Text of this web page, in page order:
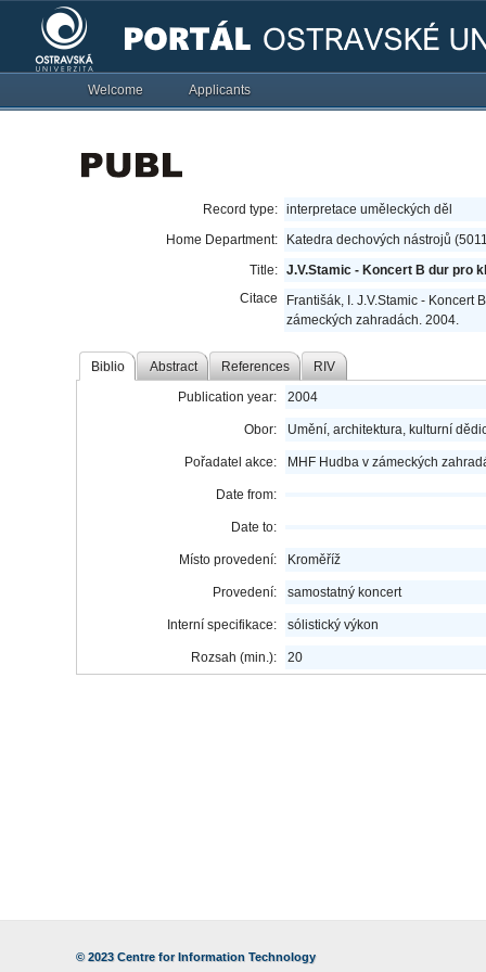
Welcome Applicants
Record type: interpretace uměleckých děl
Home Department:
Katedra dechových nástrojů
Title: J.V.Stamic - Koncert B dur pro
Citace
Františák, I. J.V.Stamic - Koncert
zámeckých zahradách. 2004.
Biblio Abstract References RIV
Publication year: 2004
Obor: Umění, architektura, kulturní
Pořadatel akce: MHF Hudba v zámeckých
Date from:
Date to:
Místo provedení: Kroměříž
Provedení: samostatný koncert
Interní specifikace: sólistický výkon
Rozsah (min.): 20
© 2023 Centre for Information Technology